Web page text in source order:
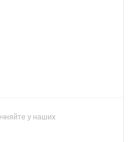
у наших